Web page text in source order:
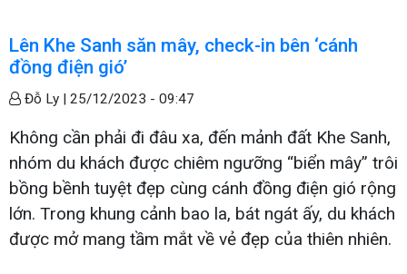
Lên Khe Sanh săn mây, check-in bên ‘cánh
đồng điện gió’
Đỗ Ly | 25/12/2023 - 09:47
Không cần phải đi đâu xa, đến mảnh đất Khe Sanh,
nhóm du khách được chiêm ngưỡng “biển mây” trôi
bồng bềnh tuyệt đẹp cùng cánh đồng điện gió rộng
lớn. Trong khung cảnh bao la, bát ngát ấy, du khách
được mở mang tầm mắt về vẻ đẹp của thiên nhiên.